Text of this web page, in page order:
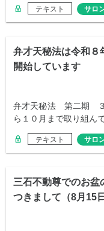
テキスト サロ
弁才天秘法は令和８
開始しています
弁才天秘法 第二期 ３
ら１０月まで取り組ん
テキスト サロ
三石不動尊でのお盆
つきまして（8月15日